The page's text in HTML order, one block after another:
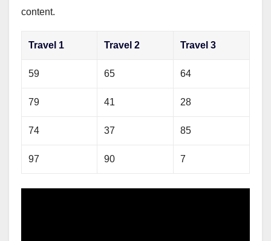
content.
Travel 1 Travel 2 Travel 3
59 65 64
79 41 28
74 37 85
97 90 7